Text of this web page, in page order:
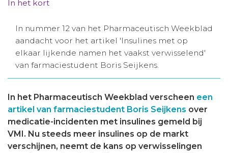
Contact
Winkelwagentje
Aanmelden nieuwsbrief
Toegang leeromgeving
In het kort
In nummer 12 van het Pharmaceutisch Weekblad
aandacht voor het artikel 'Insulines met op
elkaar lijkende namen het vaakst verwisselend'
van farmaciestudent Boris Seijkens.
In het Pharmaceutisch Weekblad verscheen een
artikel van farmaciestudent Boris Seijkens over
medicatie-incidenten met insulines gemeld bij
VMI. Nu steeds meer insulines op de markt
verschijnen, neemt de kans op verwisselingen